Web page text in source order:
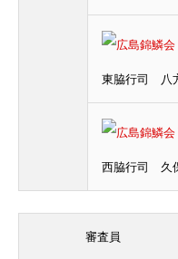
東脇行司 八
西脇行司 久
審査員